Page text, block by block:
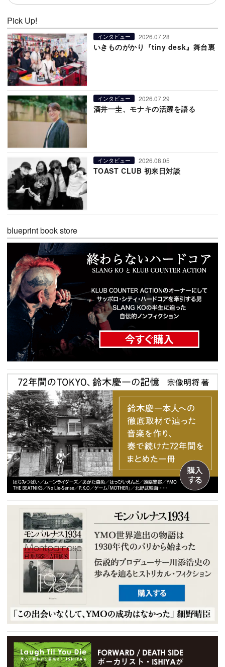
Pick Up!
インタビュー 2026.07.28
いきものがかり『tiny desk』舞台裏
インタビュー 2026.07.29
酒井一圭、モナキの活躍を語る
インタビュー 2026.08.05
TOAST CLUB 初来日対談
blueprint book store